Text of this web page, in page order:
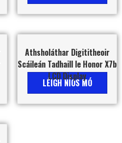
Athsholáthar Digititheoir
Scáileán Tadhaill le Honor X7b
LCD Display
LÉIGH NÍOS MÓ